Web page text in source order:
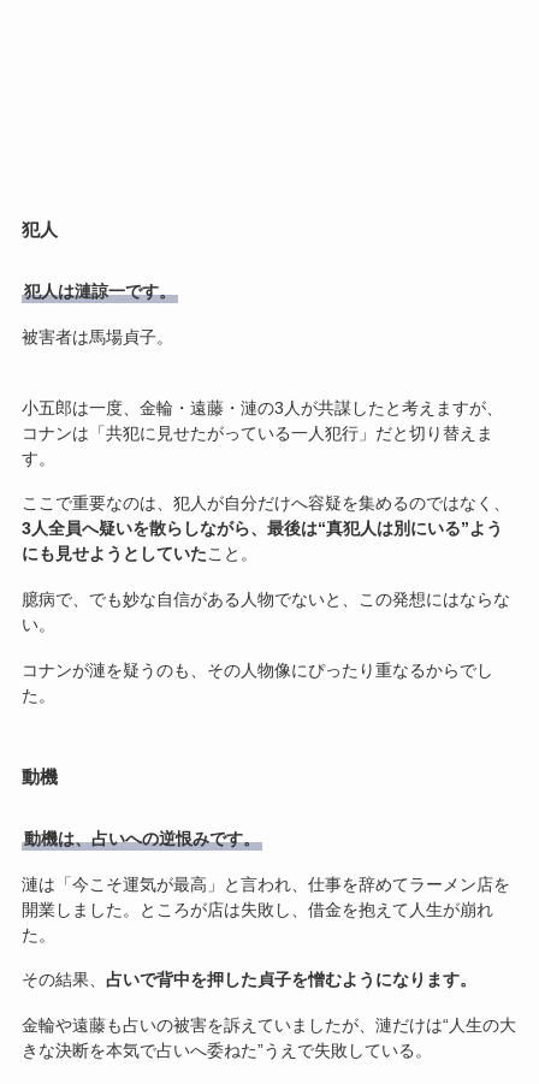
犯人
犯人は漣諒一です。
被害者は馬場貞子。
小五郎は一度、金輪・遠藤・漣の3人が共謀したと考えますが、
コナンは「共犯に見せたがっている一人犯行」だと切り替えま
す。
ここで重要なのは、犯人が自分だけへ容疑を集めるのではなく、
3人全員へ疑いを散らしながら、最後は“真犯人は別にいる”よう
にも見せようとしていたこと。
臆病で、でも妙な自信がある人物でないと、この発想にはならな
い。
コナンが漣を疑うのも、その人物像にぴったり重なるからでし
た。
動機
動機は、占いへの逆恨みです。
漣は「今こそ運気が最高」と言われ、仕事を辞めてラーメン店を
開業しました。ところが店は失敗し、借金を抱えて人生が崩れ
た。
その結果、 占いで背中を押した貞子を憎むようになります。
金輪や遠藤も占いの被害を訴えていましたが、漣だけは“人生の大
きな決断を本気で占いへ委ねた”うえで失敗している。